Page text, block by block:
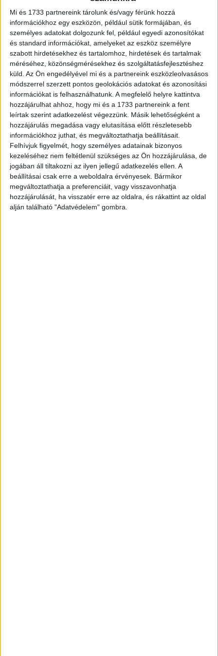
Mi és 1733 partnereink tárolunk és/vagy férünk hozzá
információkhoz egy eszközön, például sütik formájában, és
személyes adatokat dolgozunk fel, például egyedi azonosítókat
és standard információkat, amelyeket az eszköz személyre
szabott hirdetésekhez és tartalomhoz, hirdetések és tartalmak
méréséhez, közönségmérésekhez és szolgáltatásfejlesztéshez
küld. Az Ön engedélyével mi és a partnereink eszközleolvasásos
módszerrel szerzett pontos geolokációs adatokat és azonosítási
információkat is felhasználhatunk. A megfelelő helyre kattintva
hozzájárulhat ahhoz, hogy mi és a 1733 partnereink a fent
leírtak szerint adatkezelést végezzünk. Másik lehetőségként a
hozzájárulás megadása vagy elutasítása előtt részletesebb
információkhoz juthat, és megváltoztathatja beállításait.
Felhívjuk figyelmét, hogy személyes adatainak bizonyos
kezeléséhez nem feltétlenül szükséges az Ön hozzájárulása, de
jogában áll tiltakozni az ilyen jellegű adatkezelés ellen. A
beállításai csak erre a weboldalra érvényesek. Bármikor
megváltoztathatja a preferenciáit, vagy visszavonhatja
hozzájárulását, ha visszatér erre az oldalra, és rákattint az oldal
alján található "Adatvédelem" gombra.
Budapest esetében a fő küldőországok mindegyikéből
jelentős növekedést mutattak a számok, számottevő volt
a bővülés Olaszországból és Izraelből. Az MTÜ
megjegyzi, hogy Izraelből érkezett a legidősebb vendég:
egy 104 éves férfi. Több mint negyven százalékos volt az
emelkedés az Egyesült Királyságból, az Egyesült
Államokból és Spanyolországból is.
A vidéki utazási célok közül Gyula és térsége volt
népszerű, ahol 60 százalékkal nőtt a külföldi vendégek
száma - írták, hozzátéve, hogy Hévízen, Győrben és
Bükön is erőteljes volt a külföldi vendégéjszakák
számának emelkedése.
A belföldi utazók elsősorban Budapestre és környékére,
illetve Gyulára és térségébe utaztak szívesen. Az NTAK